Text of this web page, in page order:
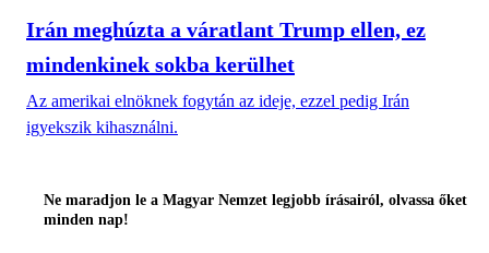
Irán meghúzta a váratlant Trump ellen, ez
mindenkinek sokba kerülhet
Az amerikai elnöknek fogytán az ideje, ezzel pedig Irán
igyekszik kihasználni.
Ne maradjon le a Magyar Nemzet legjobb írásairól, olvassa őket
minden nap!